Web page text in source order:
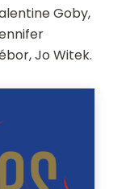
Goby,
Jo Witek.